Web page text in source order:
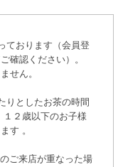
ております（会員登
確認ください）。
せん。
りとしたお茶の時間
２歳以下のお子様
す 。
ご来店が重なった場